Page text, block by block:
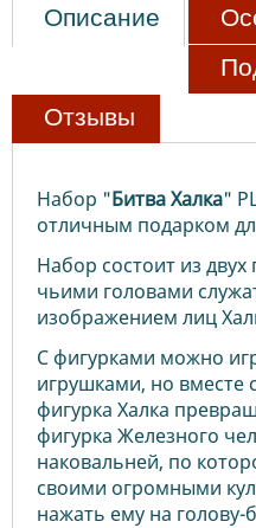
Описание
Отзывы
Набор "БитваХалка"
отличным подарком
Набор состоит из
чьими головами
изображением лиц
С фигурками можно
игрушками, но вместе
фигурка Халка
фигурка Железного
наковальней, по
своими огромными
нажать ему на голову-